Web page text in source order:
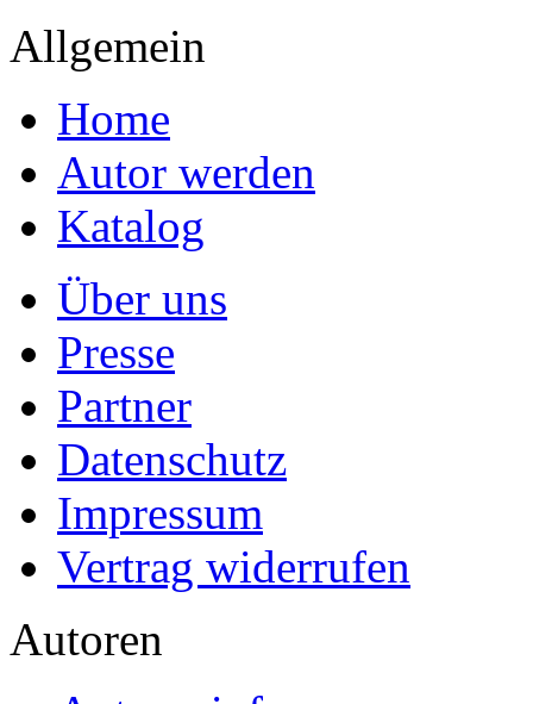
Allgemein
Home
Autor werden
Katalog
Über uns
Presse
Partner
Datenschutz
Impressum
Vertrag widerrufen
Autoren